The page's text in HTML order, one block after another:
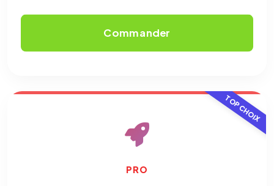
Commander
TOP CHOIX
PRO